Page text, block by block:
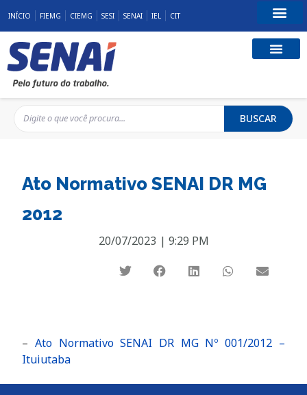
INÍCIO FIEMG CIEMG SESI SENAI IEL CIT
BUSCAR
Ato Normativo SENAI DR MG
2012
20/07/2023 | 9:29 PM
–Ato Normativo SENAI DR MG Nº 001/2012 –
Ituiutaba